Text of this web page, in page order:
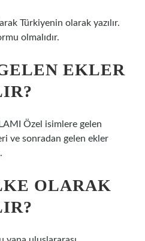
Türkiyenin olarak yazılır.
olmalıdır.
EKLER
Özel isimlere gelen
ve sonradan gelen ekler
OLARAK